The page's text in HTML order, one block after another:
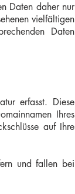
Daten daher nur
vielfältigen
Daten
erfasst. Diese
Ihres
auf Ihre
und fallen bei